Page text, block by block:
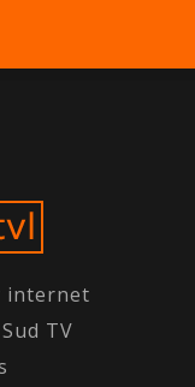
internet
TV